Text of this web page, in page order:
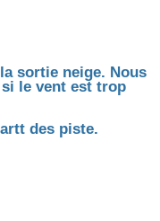
sortie neige. Nous
le vent est trop
des piste.